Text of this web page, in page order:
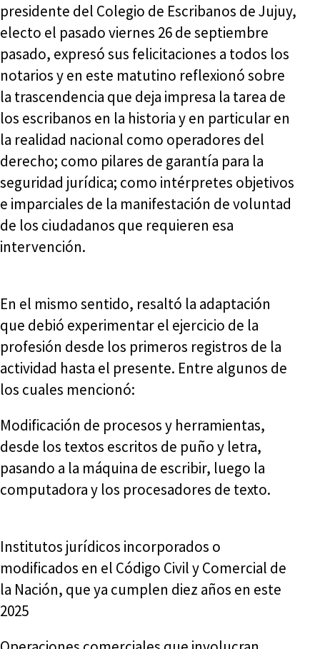
presidente del Colegio de Escribanos de Jujuy,
electo el pasado viernes 26 de septiembre
pasado, expresó sus felicitaciones a todos los
notarios y en este matutino reflexionó sobre
la trascendencia que deja impresa la tarea de
los escribanos en la historia y en particular en
la realidad nacional como operadores del
derecho; como pilares de garantía para la
seguridad jurídica; como intérpretes objetivos
e imparciales de la manifestación de voluntad
de los ciudadanos que requieren esa
intervención.
En el mismo sentido, resaltó la adaptación
que debió experimentar el ejercicio de la
profesión desde los primeros registros de la
actividad hasta el presente. Entre algunos de
los cuales mencionó:
Modificación de procesos y herramientas,
desde los textos escritos de puño y letra,
pasando a la máquina de escribir, luego la
computadora y los procesadores de texto.
Institutos jurídicos incorporados o
modificados en el Código Civil y Comercial de
la Nación, que ya cumplen diez años en este
2025